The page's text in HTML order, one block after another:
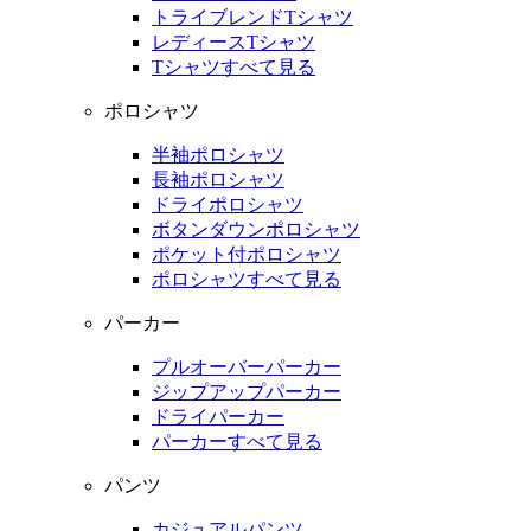
トライブレンドTシャツ
レディースTシャツ
Tシャツすべて見る
ポロシャツ
半袖ポロシャツ
長袖ポロシャツ
ドライポロシャツ
ボタンダウンポロシャツ
ポケット付ポロシャツ
ポロシャツすべて見る
パーカー
プルオーバーパーカー
ジップアップパーカー
ドライパーカー
パーカーすべて見る
パンツ